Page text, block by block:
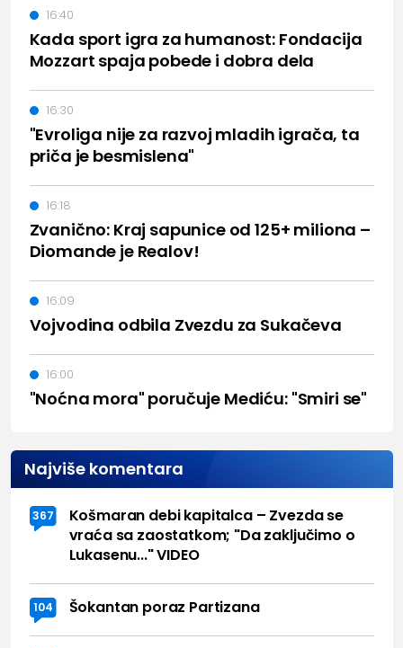
Kada sport igra za humanost: Fondacija
Mozzart spaja pobede i dobra dela
16:40
"Evroliga nije za razvoj mladih igrača, ta
priča je besmislena"
16:30
Zvanično: Kraj sapunice od 125+ miliona –
Diomande je Realov!
16:18
Vojvodina odbila Zvezdu za Sukačeva
16:09
"Noćna mora" poručuje Mediću: "Smiri se"
16:00
Najviše komentara
367
Košmaran debi kapitalca – Zvezda se
vraća sa zaostatkom; "Da zaključimo o
Lukasenu..." VIDEO
104 Šokantan poraz Partizana